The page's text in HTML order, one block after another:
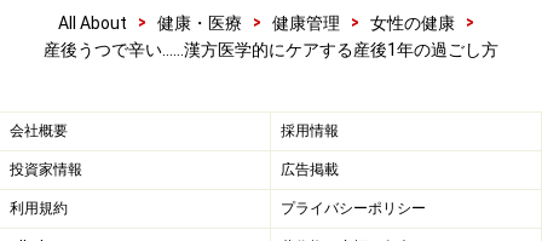
産後うつの症状や、経過は様々ですが
周りに理解をしてくれる方がいること
この2つがその後の回復に大きな一助になります。
All About > 健康・医療 > 健康管理 > 女性の健康
>
産後うつで辛い……漢方医学的にケアする産後1年の過ごし方
会社概要 採用情報
投資家情報 広告掲載
利用規約 プライバシーポリシー